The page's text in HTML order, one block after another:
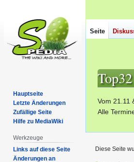
Zur
Navigation
Zur
Suche
Vom 21.11
Alle
Seite
Hauptseite
Letzte Änderungen
Zufällige Seite
Hilfe zu MediaWiki
Werkzeuge
Links auf diese Seite
Änderungen an
Diese Seite